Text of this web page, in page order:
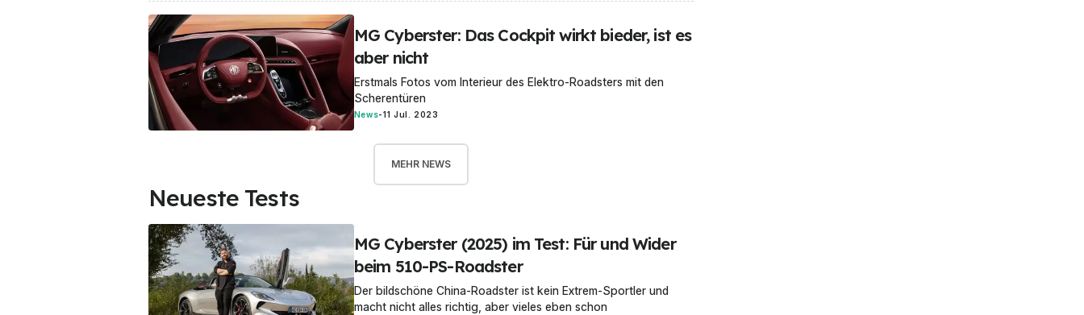
MG Cyberster: Das Cockpit wirkt bieder, ist es
aber nicht
Erstmals Fotos vom Interieur des Elektro-Roadsters mit den
Scherentüren
News-11 Jul. 2023
MEHR NEWS
Neueste Tests
MG Cyberster (2025) im Test: Für und Wider
beim 510-PS-Roadster
Der bildschöne China-Roadster ist kein Extrem-Sportler und
macht nicht alles richtig, aber vieles eben schon